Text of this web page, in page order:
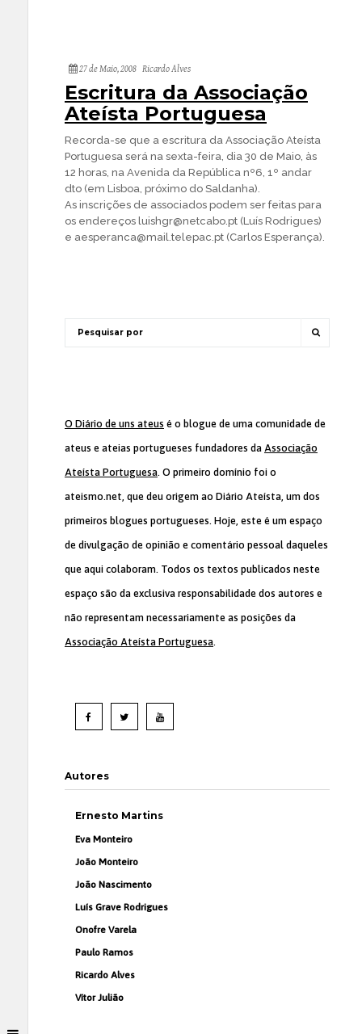
27 de Maio, 2008 Ricardo Alves
Escritura da Associação
Ateísta Portuguesa
Recorda-se que a escritura da Associação Ateísta
Portuguesa será na sexta-feira, dia 30 de Maio, às
12 horas, na Avenida da República nº6, 1º andar
dto (em Lisboa, próximo do Saldanha).
As inscrições de associados podem ser feitas para
os endereços luishgr@netcabo.pt (Luís Rodrigues)
e aesperanca@mail.telepac.pt (Carlos Esperança).
O Diário de uns ateus é o blogue de uma comunidade de
ateus e ateias portugueses fundadores da Associação
Ateísta Portuguesa. O primeiro domínio foi o
ateismo.net, que deu origem ao Diário Ateísta, um dos
primeiros blogues portugueses. Hoje, este é um espaço
de divulgação de opinião e comentário pessoal daqueles
que aqui colaboram. Todos os textos publicados neste
espaço são da exclusiva responsabilidade dos autores e
não representam necessariamente as posições da
Associação Ateísta Portuguesa.
Autores
Ernesto Martins
Eva Monteiro
João Monteiro
João Nascimento
Luís Grave Rodrigues
Onofre Varela
Paulo Ramos
Ricardo Alves
Vítor Julião